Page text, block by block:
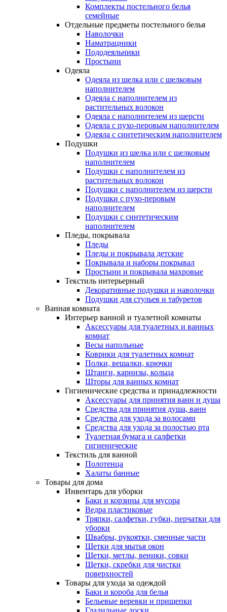
Комплекты постельного белья
семейные
Отдельные предметы постельного белья
Наволочки
Наматрацники
Пододеяльники
Простыни
Одеяла
Одеяла из шелка или с шелковым
наполнителем
Одеяла с наполнителем из
растительных волокон
Одеяла с наполнителем из шерсти
Одеяла с пухо-перовым наполнителем
Одеяла с синтетическим наполнителем
Подушки
Подушки из шелка или с шелковым
наполнителем
Подушки с наполнителем из
растительных волокон
Подушки с наполнителем из шерсти
Подушки с пухо-перовым
наполнителем
Подушки с синтетическим
наполнителем
Пледы, покрывала
Пледы
Пледы и покрывала детские
Покрывала и наборы покрывал
Простыни и покрывала махровые
Текстиль интерьерный
Декоративные подушки и наволочки
Подушки для стульев и табуретов
Ванная комната
Интерьер ванной и туалетной комнаты
Аксессуары для туалетных и ванных
комнат
Весы напольные
Коврики для туалетных комнат
Полки, вешалки, крючки
Штанги, карнизы, кольца
Шторы для ванных комнат
Гигиенические средства и принадлежности
Аксессуары для принятия ванн и душа
Средства для принятия душа, ванн
Средства для ухода за волосами
Средства для ухода за полостью рта
Туалетная бумага и салфетки
гигиенические
Текстиль для ванной
Полотенца
Халаты банные
Товары для дома
Инвентарь для уборки
Баки и корзины для мусора
Ведра пластиковые
Тряпки, салфетки, губки, перчатки для
уборки
Швабры, рукоятки, сменные части
Щетки для мытья окон
Щетки, метлы, веники, совки
Щетки, скребки для чистки
поверхностей
Товары для ухода за одеждой
Баки и короба для белья
Бельевые веревки и прищепки
Гладильные доски